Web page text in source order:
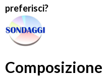
preferisci?
Composizione